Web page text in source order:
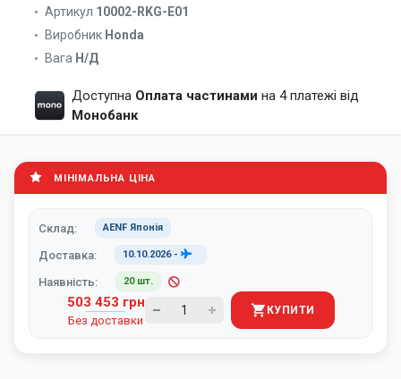
Артикул 10002-RKG-E01
Виробник Honda
Вага Н/Д
Доступна Оплата частинами на 4 платежі від
Монобанк
МІНІМАЛЬНА ЦІНА
Склад: AENF Японія
Доставка: 10.10.2026-
Наявність: 20 шт.
503 453 грн
Без доставки
КУПИТИ